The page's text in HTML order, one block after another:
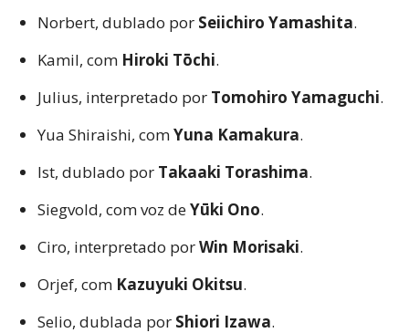
Norbert, dublado por Seiichiro Yamashita.
Kamil, com Hiroki Tōchi.
Julius, interpretado por Tomohiro Yamaguchi.
Yua Shiraishi, comYuna Kamakura.
Ist, dublado por Takaaki Torashima.
Siegvold, com voz deYūki Ono.
Ciro, interpretado porWin Morisaki.
Orjef, com Kazuyuki Okitsu.
Selio, dublada por Shiori Izawa.